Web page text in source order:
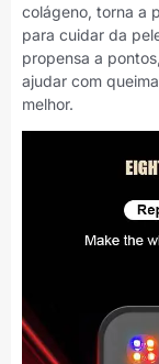
colágeno, torna a
para cuidar da
propensa a
ajudar com
melhor.